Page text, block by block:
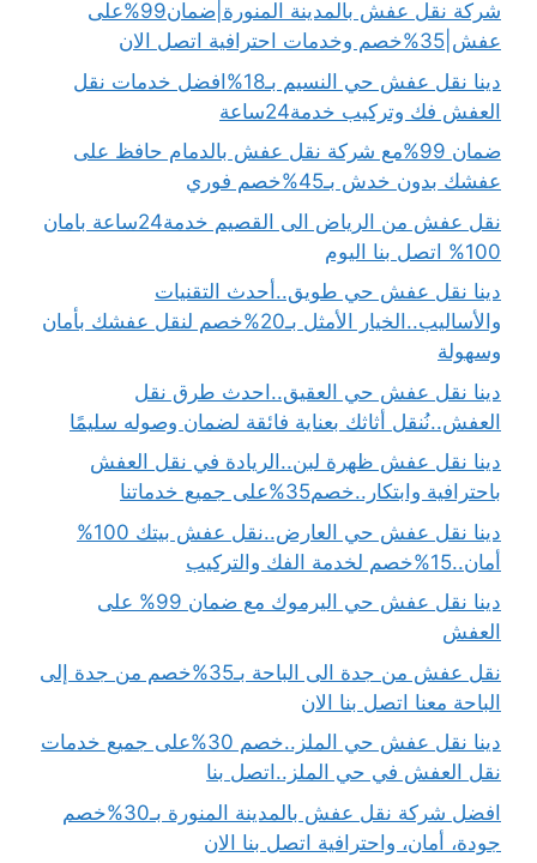
شركة نقل عفش بالمدينة المنورة|ضمان99%على
عفش|35%خصم وخدمات احترافية اتصل الان
دينا نقل عفش حي النسيم بـ18%افضل خدمات نقل
العفش فك وتركيب خدمة24ساعة
ضمان 99%مع شركة نقل عفش بالدمام حافظ على
عفشك بدون خدش بـ45%خصم فوري
نقل عفش من الرياض الى القصيم خدمة24ساعة بامان
100% اتصل بنا اليوم
دينا نقل عفش حي طويق..أحدث التقنيات
والأساليب..الخيار الأمثل بـ20%خصم لنقل عفشك بأمان
وسهولة
دينا نقل عفش حي العقيق..احدث طرق نقل
العفش..نُنقل أثاثك بعناية فائقة لضمان وصوله سليمًا
دينا نقل عفش ظهرة لبن..الريادة في نقل العفش
باحترافية وابتكار..خصم35%على جميع خدماتنا
دينا نقل عفش حي العارض..نقل عفش بيتك 100%
أمان..15%خصم لخدمة الفك والتركيب
دينا نقل عفش حي اليرموك مع ضمان 99% على
العفش
نقل عفش من جدة الى الباحة بـ35%خصم من جدة إلى
الباحة معنا اتصل بنا الان
دينا نقل عفش حي الملز..خصم 30%على جميع خدمات
نقل العفش في حي الملز..اتصل بنا
افضل شركة نقل عفش بالمدينة المنورة بـ30%خصم
جودة، أمان، واحترافية اتصل بنا الان